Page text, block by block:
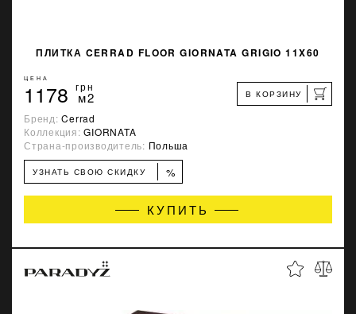
ПЛИТКА CERRAD FLOOR GIORNATA GRIGIO 11X60
ЦЕНА
1178 грн
м2 В КОРЗИНУ
Бренд:Cerrad
Коллекция:GIORNATA
Страна-производитель: Польша
УЗНАТЬ СВОЮ СКИДКУ %
КУПИТЬ